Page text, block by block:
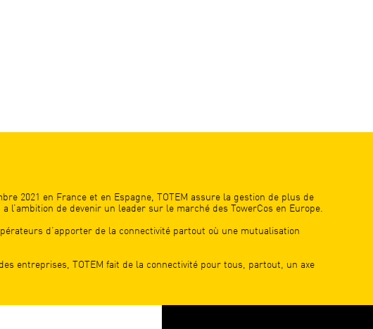
2021 en France et en Espagne, TOTEM assure la gestion de plus de
l’ambition de devenir un leader sur le marché des TowerCos en Europe.
d’apporter de la connectivité partout où une mutualisation
entreprises, TOTEM fait de la connectivité pour tous, partout, un axe